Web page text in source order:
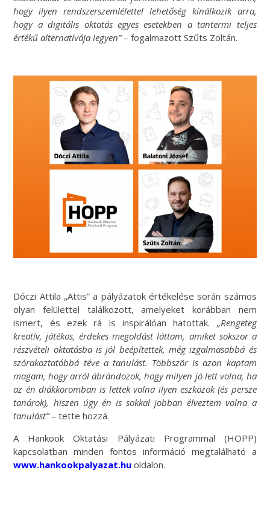
hogy ilyen rendszerszemlélettel lehetőség kínálkozik arra,
hogy a digitális oktatás egyes esetekben a tantermi teljes
értékű alternatívája legyen”– fogalmazott Szűts Zoltán.
Dóczi Attila „Attis” a pályázatok értékelése során számos
olyan felülettel találkozott, amelyeket korábban nem
ismert, és ezek rá is inspirálóan hatottak. „Rengeteg
kreatív, játékos, érdekes megoldást láttam, amiket sokszor a
részvételi oktatásba is jól beépítettek, még izgalmasabbá és
szórakoztatóbbá téve a tanulást. Többször is azon kaptam
magam, hogy arról ábrándozok, hogy milyen jó lett volna, ha
az én diákkoromban is lettek volna ilyen eszközök (és persze
tanárok), hiszen úgy én is sokkal jobban élveztem volna a
tanulást”– tette hozzá.
A Hankook Oktatási Pályázati Programmal (HOPP)
kapcsolatban minden fontos információ megtalálható a
www.hankookpalyazat.hu oldalon.